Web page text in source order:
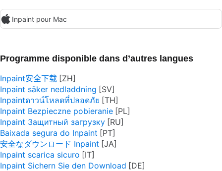
Inpaint pour Mac
Programme disponible dans d’autres langues
Inpaint安全下载
Inpaint säker nedladdning
Inpaintดาวน์โหลดที่ปลอดภัย
Inpaint Bezpieczne pobieranie
Inpaint Защитный загрузку
Baixada segura do Inpaint
安全なダウンロード Inpaint
Inpaint scarica sicuro
Inpaint Sichern Sie den Download